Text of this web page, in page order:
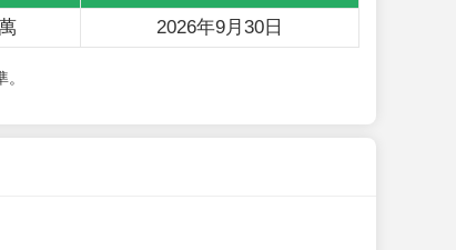
2026年9月30日